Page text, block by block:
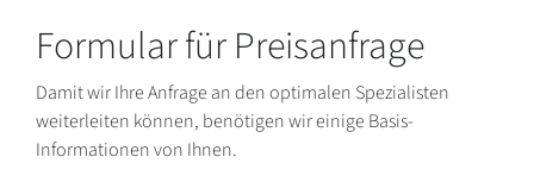
Formular für Preisanfrage
Damit wir Ihre Anfrage an den optimalen Spezialisten
weiterleiten können, benötigen wir einige Basis-
Informationen von Ihnen.